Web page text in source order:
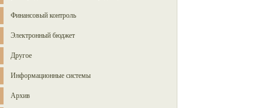
Финансовый контроль
Электронный бюджет
Другое
Информационные системы
Архив